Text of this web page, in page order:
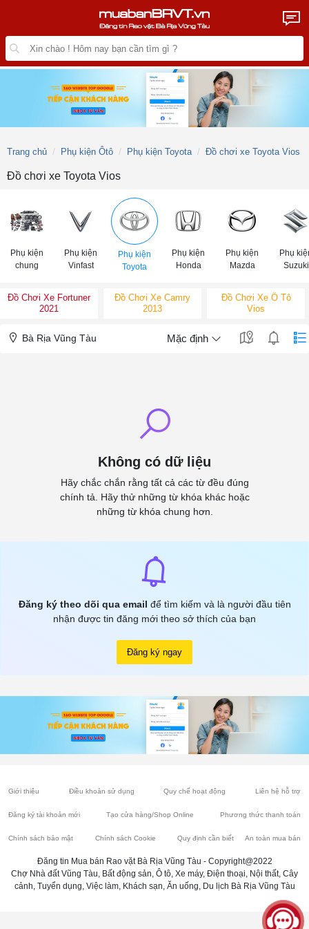
Trang chủ Phụ kiện Ôtô Phụ kiện Toyota Đồ chơi xe Toyota Vios
Đồ chơi xe Toyota Vios
Phụ kiện
chung
Phụ kiện
Vinfast
Phụ kiện
Toyota
Phụ kiện
Honda
Phụ kiện
Mazda
Phụ
Suzuki
Đồ Chơi Xe Fortuner
2021
Đồ Chơi Xe Camry
2013
Đồ Chơi Xe Ô Tô
Vios
Bà Rịa Vũng Tàu Mặc định
Không có dữ liệu
Hãy chắc chắn rằng tất cả các từ đều đúng
chính tả. Hãy thử những từ khóa khác hoặc
những từ khóa chung hơn.
Đăng ký theo dõi qua email để tìm kiếm và là người đầu tiên
nhận được tin đăng mới theo sở thích của bạn
Đăng ký ngay
Giới thiệu Điều khoản sử dụng Quy chế hoạt động Liên hệ hỗ trợ
Đăng ký tài khoản mới Tạo cửa hàng/Shop Online Phương thức thanh toán
Chính sách bảo mật Chính sách Cookie Quy định cần biết An toàn mua bán
Đăng tin Mua bán Rao vặt Bà Rịa Vũng Tàu - Copyright@2022
Chợ Nhà đất Vũng Tàu, Bất động sản, Ô tô, Xe máy, Điện thoại, Nội thất, Cây
cảnh, Tuyển dụng, Việc làm, Khách sạn, Ăn uống, Du lịch Bà Rịa Vũng Tàu